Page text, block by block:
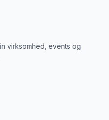
virksomhed, events og